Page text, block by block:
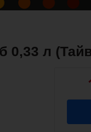
0,33 л